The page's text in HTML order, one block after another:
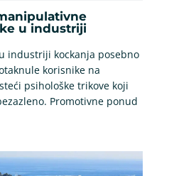
u industriji
industriji kockanja posebno
korisnike na
psihološke trikove koji
Promotivne ponud